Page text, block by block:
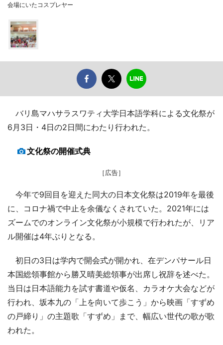
会場にいたコスプレヤー
バリ島マハサラスワティ大学日本語学科による文化祭が
6月3日・4日の2日間にわたり行われた。
文化祭の開催式典
［広告］
今年で9回目を迎えた同大の日本文化祭は2019年を最後
に、コロナ禍で中止を余儀なくされていた。2021年には
ズームでのオンライン文化祭が小規模で行われたが、リア
ル開催は4年ぶりとなる。
初日の3日は学内で開会式が開かれ、在デンパサール日
本国総領事館から勝又晴美総領事が出席し祝辞を述べた。
当日は日本語能力を試す書道や仮名、カラオケ大会などが
行われ、坂本九の「上を向いて歩こう」から映画「すずめ
の戸締り」の主題歌「すずめ」まで、幅広い世代の歌が歌
われた。